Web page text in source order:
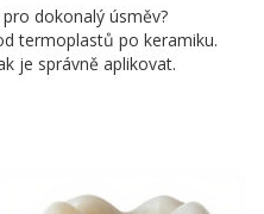
dokonalý úsměv?
termoplastů po keramiku.
je správně aplikovat.